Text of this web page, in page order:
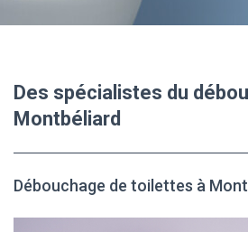
Des spécialistes du
Montbéliard
Débouchage de toilettes à